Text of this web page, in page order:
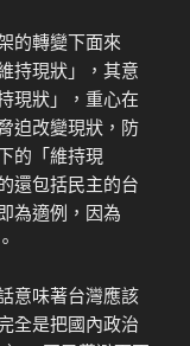
的轉變下面來
持現狀」，其意
現狀」，重心在
迫改變現狀，防
的「維持現
還包括民主的台
為適例，因為
意味著台灣應該
全是把國內政治